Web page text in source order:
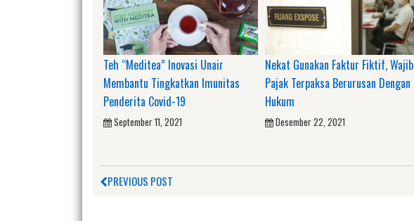
Teh “Meditea” Inovasi Unair
Membantu Tingkatkan Imunitas
Penderita Covid-19
September 11, 2021
Nekat Gunakan Faktur Fiktif, Wajib
Pajak Terpaksa Berurusan Dengan
Hukum
Desember 22, 2021
PREVIOUS POST